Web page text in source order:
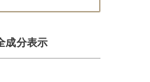
成分表示